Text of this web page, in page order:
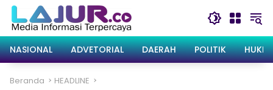
Langsung
konten
NASIONAL
ADVETORIAL DAERAH POLITIK
Beranda HEADLINE